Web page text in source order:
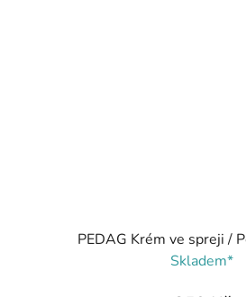
PEDAG Krém ve spreji /
Skladem*